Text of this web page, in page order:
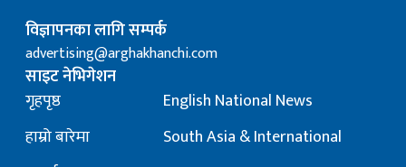
विज्ञापनका लागि सम्पर्क
advertising@arghakhanchi.com
साइट नेभिगेशन
गृहपृष्ठ
हाम्रो बारेमा
English National News
South Asia & International